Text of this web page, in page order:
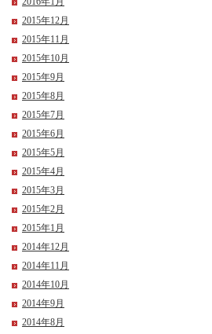
2015年12月
2015年11月
2015年10月
2015年9月
2015年8月
2015年7月
2015年6月
2015年5月
2015年4月
2015年3月
2015年2月
2015年1月
2014年12月
2014年11月
2014年10月
2014年9月
2014年8月